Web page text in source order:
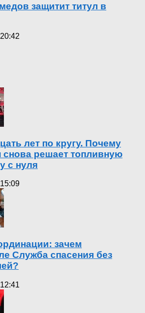
защитит титул в
лет по кругу. Почему
снова решает топливную
с нуля
зачем
Служба спасения без